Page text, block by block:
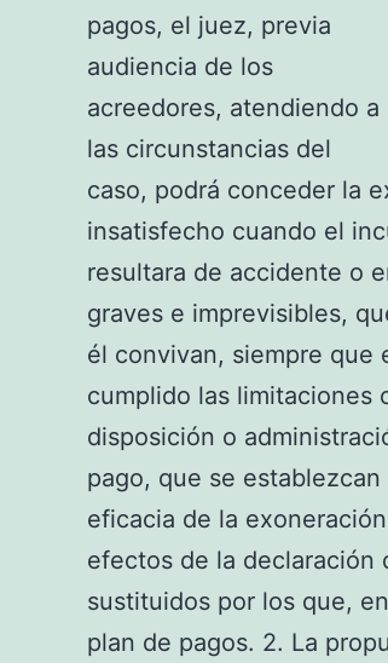
pagos, el juez, previa
audiencia de los
acreedores, atendiendo a
las circunstancias del
caso, podrá conceder la
insatisfecho cuando el
resultara de accidente o
graves e imprevisibles,
él convivan, siempre que
cumplido las limitaciones
disposición o
pago, que se
eficacia de la
efectos de la declaración
sustituidos por los que,
plan de pagos. 2. La